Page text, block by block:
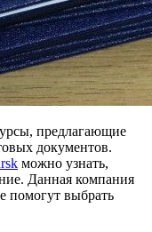
предлагающие
документов.
можно узнать,
Данная компания
помогут выбрать